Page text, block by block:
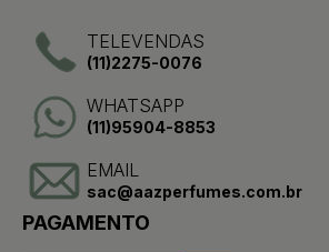
TELEVENDAS
(11)2275-0076
WHATSAPP
(11)95904-8853
EMAIL
sac@aazperfumes.com.br
PAGAMENTO